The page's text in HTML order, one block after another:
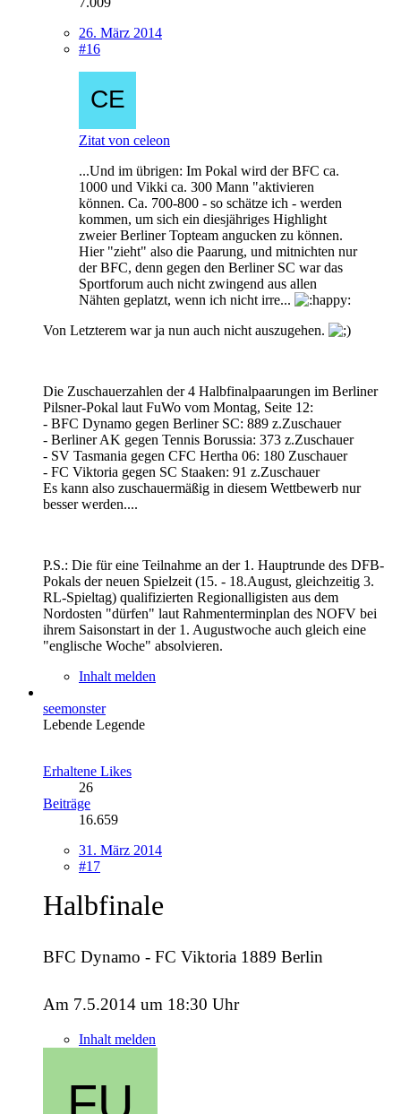
26. März 2014
#16
Zitat von celeon
...Und im übrigen: Im Pokal wird der BFC ca.
1000 und Vikki ca. 300 Mann "aktivieren
können. Ca. 700-800 - so schätze ich - werden
kommen, um sich ein diesjähriges Highlight
zweier Berliner Topteam angucken zu können.
Hier "zieht" also die Paarung, und mitnichten nur
der BFC, denn gegen den Berliner SC war das
Sportforum auch nicht zwingend aus allen
Nähten geplatzt, wenn ich nicht irre...
Von Letzterem war ja nun auch nicht auszugehen.
Die Zuschauerzahlen der 4 Halbfinalpaarungen im Berliner
Pilsner-Pokal laut FuWo vom Montag, Seite 12:
- BFC Dynamo gegen Berliner SC: 889 z.Zuschauer
- Berliner AK gegen Tennis Borussia: 373 z.Zuschauer
- SV Tasmania gegen CFC Hertha 06: 180 Zuschauer
- FC Viktoria gegen SC Staaken: 91 z.Zuschauer
Es kann also zuschauermäßig in diesem Wettbewerb nur
besser werden....
P.S.: Die für eine Teilnahme an der 1. Hauptrunde des DFB-
Pokals der neuen Spielzeit (15. - 18.August, gleichzeitig 3.
RL-Spieltag) qualifizierten Regionalligisten aus dem
Nordosten "dürfen" laut Rahmenterminplan des NOFV bei
ihrem Saisonstart in der 1. Augustwoche auch gleich eine
"englische Woche" absolvieren.
Inhalt melden
seemonster
Lebende Legende
Erhaltene Likes
26
Beiträge
16.659
31. März 2014
#17
Halbfinale
BFC Dynamo - FC Viktoria 1889 Berlin
Am 7.5.2014 um 18:30 Uhr
Inhalt melden